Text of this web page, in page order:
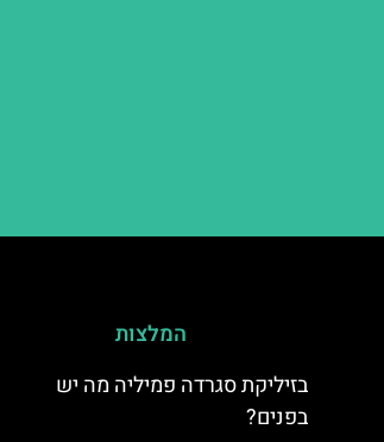
המלצות
בזיליקת סגרדה פמיליה מה יש
בפנים?